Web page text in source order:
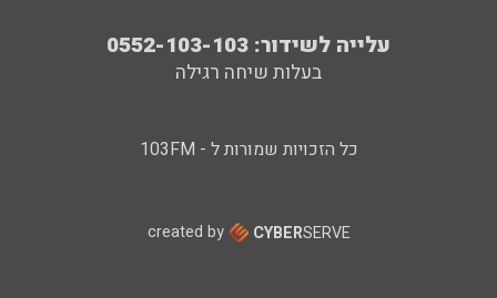
עלייה לשידור: 0552-103-103
בעלות שיחה רגילה
כל הזכויות שמורות ל - 103FM
created by CYBERSERVE